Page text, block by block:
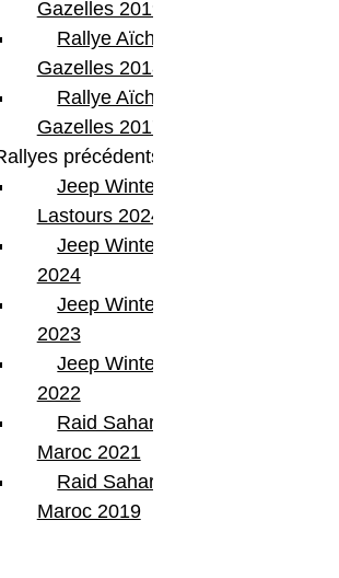
Gazelles 2019
Rallye Aïcha des
Gazelles 2018
Rallye Aïcha des
Gazelles 2017
précédents
Jeep Winter
Lastours 2024
Jeep Winter Tour
2024
Jeep Winter Tour
2023
Jeep Winter Tour
2022
Raid Sahara Tour
Maroc 2021
Raid Sahara Tour
Maroc 2019